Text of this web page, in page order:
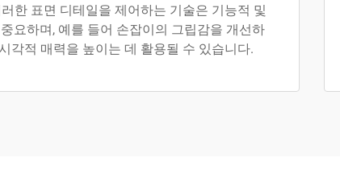
한 표면 디테일을 제어하는 기술은 기능적 및
요하며, 예를 들어 손잡이의 그립감을 개선하
각적 매력을 높이는 데 활용될 수 있습니다.